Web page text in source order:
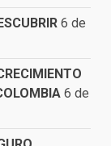
6 de
6 de